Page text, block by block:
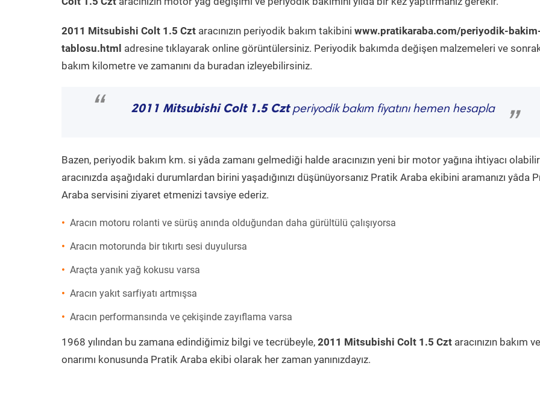
2011 Mitsubishi Colt 1.5 Czt aracınızın periyodik bakım takibini www.pratikaraba.com/periyodik-
tablosu.html adresine tıklayarak online görüntülersiniz. Periyodik bakımda değişen malzemeleri ve
bakım kilometre ve zamanını da buradan izleyebilirsiniz.
“ 2011 Mitsubishi Colt 1.5 Cztperiyodik bakım fiyatını hemen hesapla
”
Bazen, periyodik bakım km. si yâda zamanı gelmediği halde aracınızın yeni bir motor yağına ihtiyacı
aracınızda aşağıdaki durumlardan birini yaşadığınızı düşünüyorsanız Pratik Araba ekibini aramanızı yâda
Araba servisini ziyaret etmenizi tavsiye ederiz.
Aracın motoru rolanti ve sürüş anında olduğundan daha gürültülü çalışıyorsa
Aracın motorunda bir tıkırtı sesi duyulursa
Araçta yanık yağ kokusu varsa
Aracın yakıt sarfiyatı artmışsa
Aracın performansında ve çekişinde zayıflama varsa
1968 yılından bu zamana edindiğimiz bilgi ve tecrübeyle, 2011 Mitsubishi Colt 1.5 Czt aracınızın bakım ve
onarımı konusunda Pratik Araba ekibi olarak her zaman yanınızdayız.